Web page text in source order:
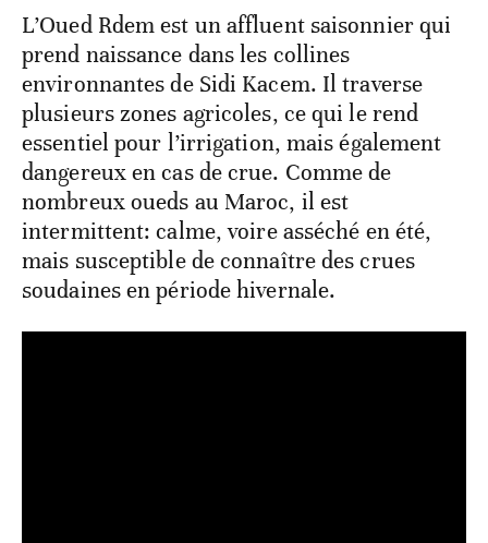
L’Oued Rdem est un affluent saisonnier qui
prend naissance dans les collines
environnantes de Sidi Kacem. Il traverse
plusieurs zones agricoles, ce qui le rend
essentiel pour l’irrigation, mais également
dangereux en cas de crue. Comme de
nombreux oueds au Maroc, il est
intermittent: calme, voire asséché en été,
mais susceptible de connaître des crues
soudaines en période hivernale.